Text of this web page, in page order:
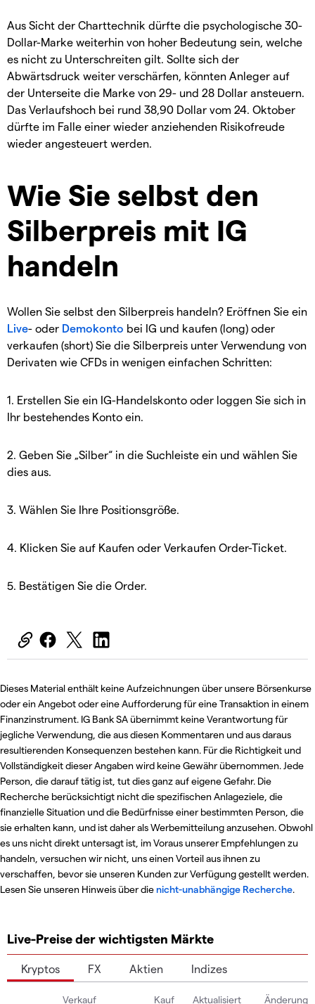
Aus Sicht der Charttechnik dürfte die psychologische 30-
Dollar-Marke weiterhin von hoher Bedeutung sein, welche
es nicht zu Unterschreiten gilt. Sollte sich der
Abwärtsdruck weiter verschärfen, könnten Anleger auf
der Unterseite die Marke von 29- und 28 Dollar ansteuern.
Das Verlaufshoch bei rund 38,90 Dollar vom 24. Oktober
dürfte im Falle einer wieder anziehenden Risikofreude
wieder angesteuert werden.
Wie Sie selbst den
Silberpreis mit IG
handeln
Wollen Sie selbst den Silberpreis handeln? Eröffnen Sie ein
Live- oder Demokonto bei IG und kaufen (long) oder
verkaufen (short) Sie die Silberpreis unter Verwendung von
Derivaten wie CFDs in wenigen einfachen Schritten:
1. Erstellen Sie ein IG-Handelskonto oder loggen Sie sich in
Ihr bestehendes Konto ein.
2. Geben Sie „Silber“ in die Suchleiste ein und wählen Sie
dies aus.
3. Wählen Sie Ihre Positionsgröße.
4. Klicken Sie auf Kaufen oder Verkaufen Order-Ticket.
5. Bestätigen Sie die Order.
Dieses Material enthält keine Aufzeichnungen über unsere Börsenkurse
oder ein Angebot oder eine Aufforderung für eine Transaktion in einem
Finanzinstrument. IG Bank SA übernimmt keine Verantwortung für
jegliche Verwendung, die aus diesen Kommentaren und aus daraus
resultierenden Konsequenzen bestehen kann. Für die Richtigkeit und
Vollständigkeit dieser Angaben wird keine Gewähr übernommen. Jede
Person, die darauf tätig ist, tut dies ganz auf eigene Gefahr. Die
Recherche berücksichtigt nicht die spezifischen Anlageziele, die
finanzielle Situation und die Bedürfnisse einer bestimmten Person, die
sie erhalten kann, und ist daher als Werbemitteilung anzusehen. Obwohl
es uns nicht direkt untersagt ist, im Voraus unserer Empfehlungen zu
handeln, versuchen wir nicht, uns einen Vorteil aus ihnen zu
verschaffen, bevor sie unseren Kunden zur Verfügung gestellt werden.
Lesen Sie unseren Hinweis über dienicht-unabhängige Recherche.
Live-Preise der wichtigsten Märkte
Kryptos FX Aktien Indizes